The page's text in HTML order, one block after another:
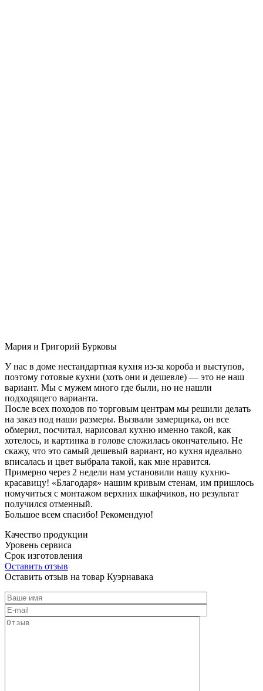
Мария и Григорий Бурковы
У нас в доме нестандартная кухня из-за короба и выступов,
поэтому готовые кухни (хоть они и дешевле) — это не наш
вариант. Мы с мужем много где были, но не нашли
подходящего варианта.
После всех походов по торговым центрам мы решили делать
на заказ под наши размеры. Вызвали замерщика, он все
обмерил, посчитал, нарисовал кухню именно такой, как
хотелось, и картинка в голове сложилась окончательно. Не
скажу, что это самый дешевый вариант, но кухня идеально
вписалась и цвет выбрала такой, как мне нравится.
Примерно через 2 недели нам установили нашу кухню-
красавицу! «Благодаря» нашим кривым стенам, им пришлось
помучиться с монтажом верхних шкафчиков, но результат
получился отменный.
Большое всем спасибо! Рекомендую!
Качество продукции
Уровень сервиса
Срок изготовления
Оставить отзыв
Оставить отзыв на товар Куэрнавака